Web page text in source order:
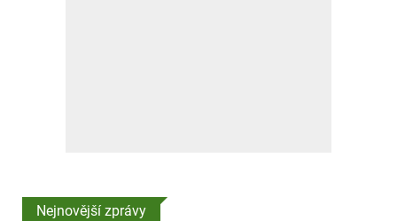
Nejnovější zprávy